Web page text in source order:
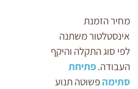
מחיר הזמנת
אינסטלטור משתנה
לפי סוג התקלה והיקף
העבודה.פתיחת
סתימהפשוטה תנוע